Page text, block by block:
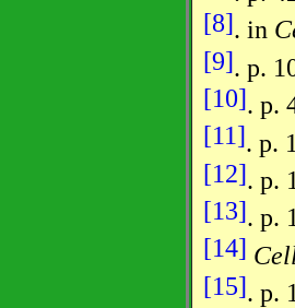
[8]. in
[9]. p.
[10]. p.
[11]. p.
[12]. p.
[13]. p.
[14]
[15]. p.